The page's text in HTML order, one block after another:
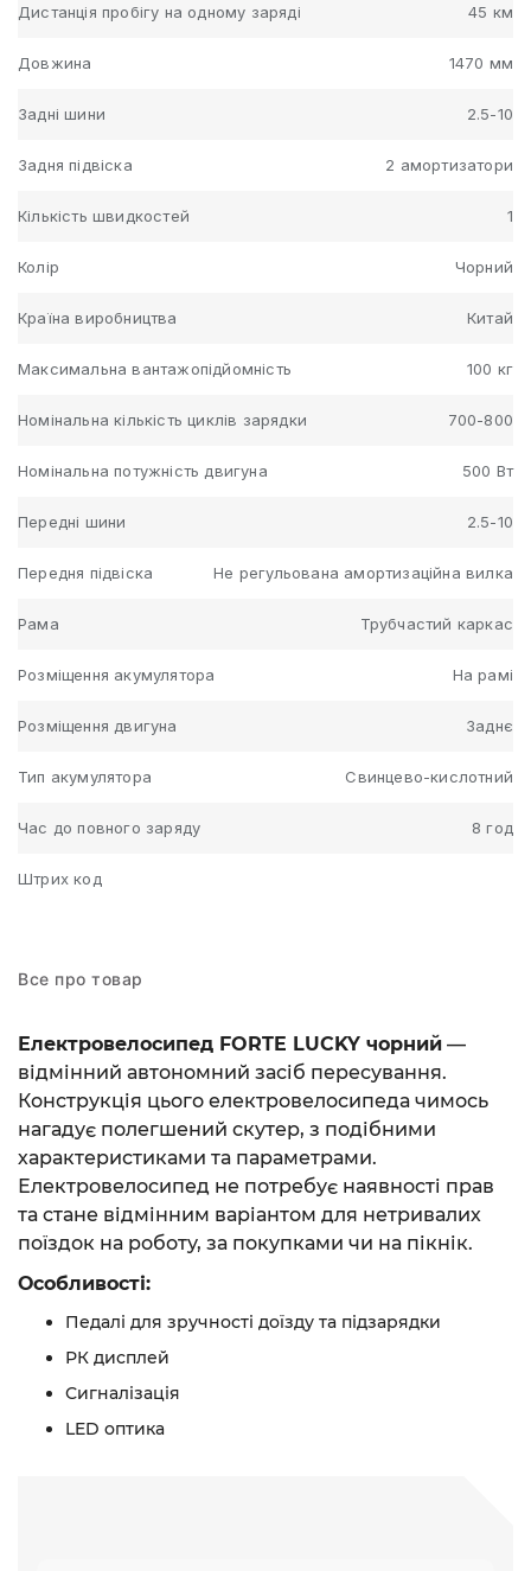
Дистанція пробігу на одному заряді 45 км
Довжина 1470 мм
Задні шини 2.5-10
Задня підвіска 2 амортизатори
Кількість швидкостей 1
Колір Чорний
Країна виробництва Китай
Максимальна вантажопідйомність 100 кг
Номінальна кількість циклів зарядки 700-800
Номінальна потужність двигуна 500 Вт
Передні шини 2.5-10
Передня підвіска Не регульована амортизаційна вилка
Рама Трубчастий каркас
Розміщення акумулятора На рамі
Розміщення двигуна Заднє
Тип акумулятора Свинцево-кислотний
Час до повного заряду 8 год
Штрих код
Все про товар
Електровелосипед FORTE LUCKY чорний —
відмінний автономний засіб пересування.
Конструкція цього електровелосипеда чимось
нагадує полегшений скутер, з подібними
характеристиками та параметрами.
Електровелосипед не потребує наявності прав
та стане відмінним варіантом для нетривалих
поїздок на роботу, за покупками чи на пікнік.
Особливості:
Педалі для зручності доїзду та підзарядки
РК дисплей
Сигналізація
LED оптика